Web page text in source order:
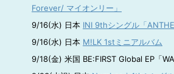
Forever/ マイオンリー」
9/16(水) 日本 INI 9thシングル「
9/16(水) 日本 M!LK 1stミニアルバム
9/18(金) 米国 BE:FIRST Global EP「